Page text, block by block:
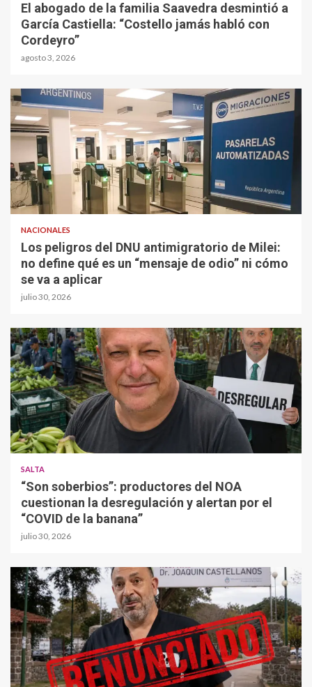
El abogado de la familia Saavedra desmintió a
García Castiella: “Costello jamás habló con
Cordeyro”
agosto 3, 2026
NACIONALES
Los peligros del DNU antimigratorio de Milei:
no define qué es un “mensaje de odio” ni cómo
se va a aplicar
julio 30, 2026
SALTA
“Son soberbios”: productores del NOA
cuestionan la desregulación y alertan por el
“COVID de la banana”
julio 30, 2026